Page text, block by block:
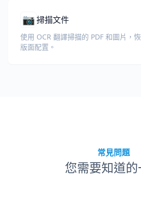
📷掃描文件
使用 OCR 翻譯掃描的 PDF 和圖片，
版面配置。
常見問題
您需要知道